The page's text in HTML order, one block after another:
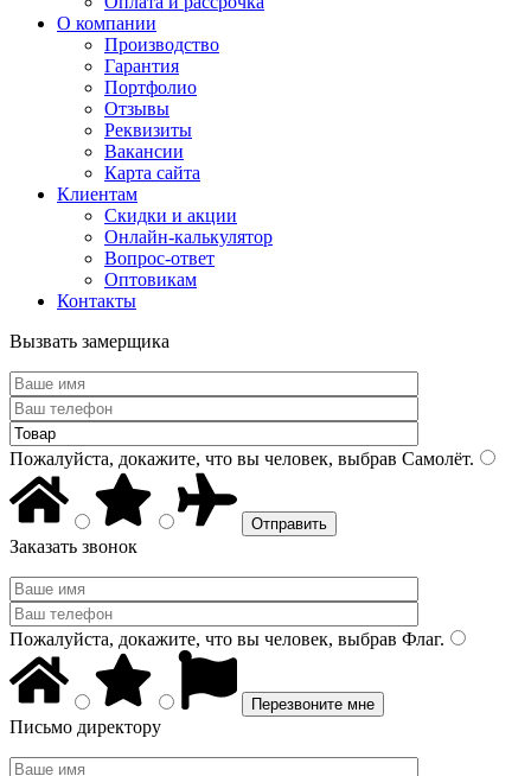
О компании
Производство
Гарантия
Портфолио
Отзывы
Реквизиты
Вакансии
Карта сайта
Клиентам
Скидки и акции
Онлайн-калькулятор
Вопрос-ответ
Оптовикам
Контакты
Вызвать замерщика
Пожалуйста, докажите, что вы человек, выбрав Самолёт.
Заказать звонок
Пожалуйста, докажите, что вы человек, выбрав Флаг.
Письмо директору